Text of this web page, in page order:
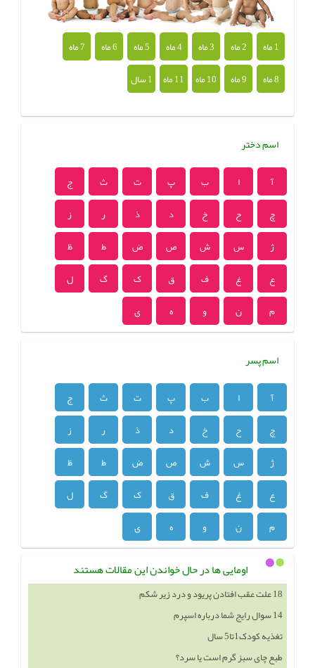
1 ماه 2 ماه 3 ماه 4 ماه 5 ماه 6 ماه
7 ماه
8 ماه
9 ماه 10 ماه 11 ماه 1 سال
اسم دختر
آ ا ب پ ت ث
ج
چ
ح خ د ذ ر
ز
ژ
س ش ص ض ط
ظ
ع
غ ف ق ک گ
ل
م
ن و ه ی
اسم پسر
آ ا ب پ ت ث
ج
چ
ح خ د ذ ر
ز
ژ
س ش ص ض ط
ظ
ع
غ ف ق ک گ
ل
م
ن و ه ی
اومایی ها در حال خواندن این مقالات هستند
18 علت عقب افتادن پریود و درد زیر شکم
14 سوال رایج شما درباره اسپرم
تغذیه کودک1تا5 سال
طبع چای سبز گرم است یا سرد؟